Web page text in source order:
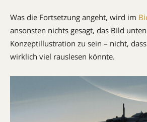
Was die Fortsetzung angeht, wird im
ansonsten nichts gesagt, das BIld
Konzeptillustration zu sein – nicht,
wirklich viel rauslesen könnte.